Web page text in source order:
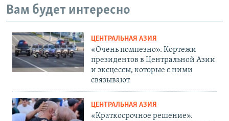
Вам будет интересно
ЦЕНТРАЛЬНАЯ АЗИЯ
«Очень помпезно». Кортежи
президентов в Центральной Азии
и эксцессы, которые с ними
связывают
ЦЕНТРАЛЬНАЯ АЗИЯ
«Краткосрочное решение».